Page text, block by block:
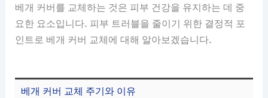
베개 커버를 교체하는 것은 피부 건강을 유지하는 데 중
요한 요소입니다. 피부 트러블을 줄이기 위한 결정적 포
인트로 베개 커버 교체에 대해 알아보겠습니다.
베개 커버 교체 주기와 이유